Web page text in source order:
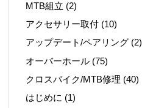
MTB組立 (2)
アクセサリー取付 (10)
アップデート/ペアリング (2)
オーバーホール (75)
クロスバイク/MTB修理 (40)
はじめに (1)